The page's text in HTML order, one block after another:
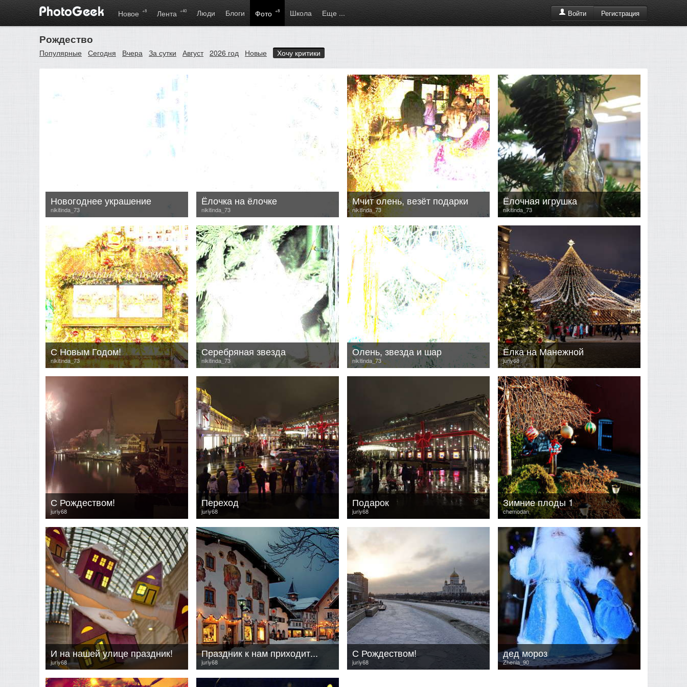
Войти Регистрация
Новое +8 Лента +40 Люди Блоги Фото +8 Школа Еще ...
Рождество
Популярные Сегодня Вчера За сутки Август 2026 год Новые Хочу критики
nikitinda_73
Новогоднее украшение
nikitinda_73
Ёлочка на ёлочке
nikitinda_73
Мчит олень, везёт подарки
nikitinda_73
Ёлочная игрушка
nikitinda_73
С Новым Годом!
nikitinda_73
Серебряная звезда
nikitinda_73
Олень, звезда и шар
juriy68
Ёлка на Манежной
juriy68
С Рождеством!
juriy68
Переход
juriy68
Подарок
chemodan
Зимние плоды 1
juriy68
И на нашей улице праздник!
juriy68
Праздник к нам приходит...
juriy68
С Рождеством!
Zhenia_90
дед мороз